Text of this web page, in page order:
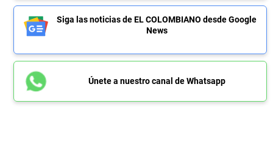
Siga las noticias de EL COLOMBIANO desde Google
News
Únete a nuestro canal de Whatsapp